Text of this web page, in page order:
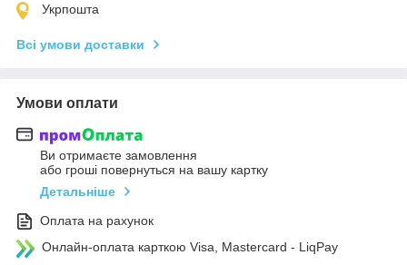
Укрпошта
Всі умови доставки
Умови оплати
Ви отримаєте замовлення
або гроші повернуться на вашу картку
Детальніше
Оплата на рахунок
Онлайн-оплата карткою Visa, Mastercard - LiqPay